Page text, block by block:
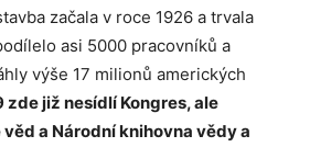
začala v roce 1926 a trvala
asi 5000 pracovníků a
výše 17 milionů amerických
zde již nesídlí Kongres, ale
a Národní knihovna vědy a